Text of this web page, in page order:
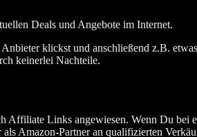
Deals und Angebote im Internet.
klickst und anschließend z.B.
keinerlei Nachteile.
Affiliate Links angewiesen. Wenn Du
Amazon-Partner an qualifizierten